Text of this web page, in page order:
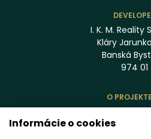
I. K. M. Reality
Kláry
Banská
974 01
O PROJEKTE
Informácie o cookies